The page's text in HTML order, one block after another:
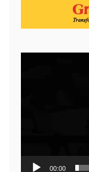
00:00